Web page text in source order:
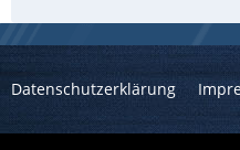
Datenschutzerklärung